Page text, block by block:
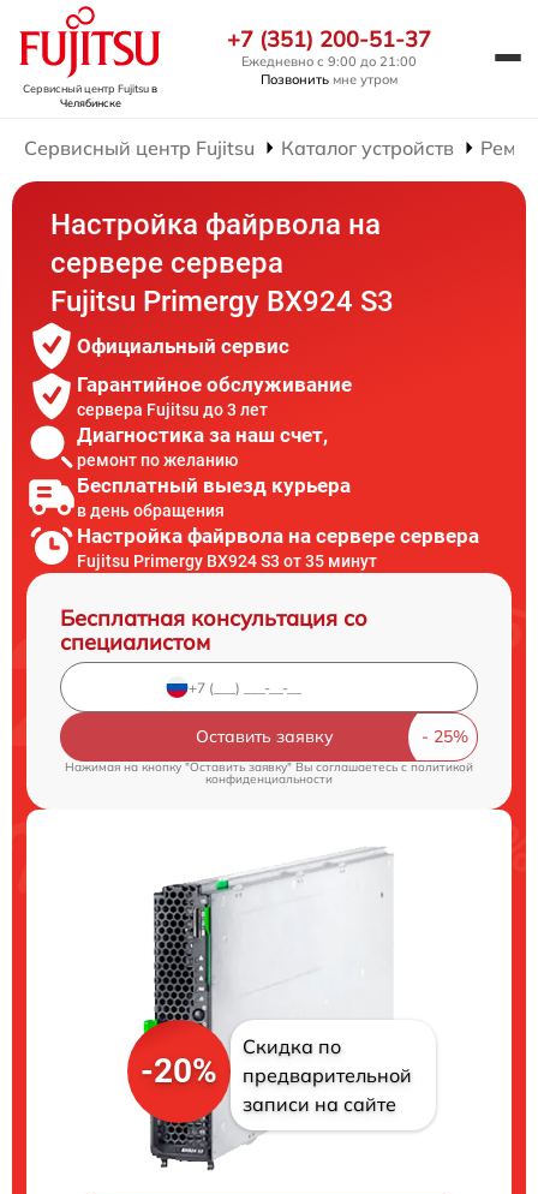
Сервисный центр Fujitsuв
Челябинске
+7 (351) 200-51-37
Ежедневно с 9:00 до 21:00
Позвонить мне утром
Сервисный центр Fujitsu Каталог устройств
Настройка файрвола на
сервере сервера
Fujitsu Primergy BX924 S3
Официальный сервис
Гарантийное обслуживание
сервера Fujitsu до 3 лет
Диагностика за наш счет,
ремонт по желанию
Бесплатный выезд курьера
в день обращения
Настройка файрвола на сервере сервера
Fujitsu Primergy BX924 S3 от 35 минут
Бесплатная консультация со
специалистом
Оставить заявку
Нажимая на кнопку "Оставить заявку" Вы соглашаетесь cполитикой
конфиденциальности
-20%
Скидка по
предварительной
записи на сайте